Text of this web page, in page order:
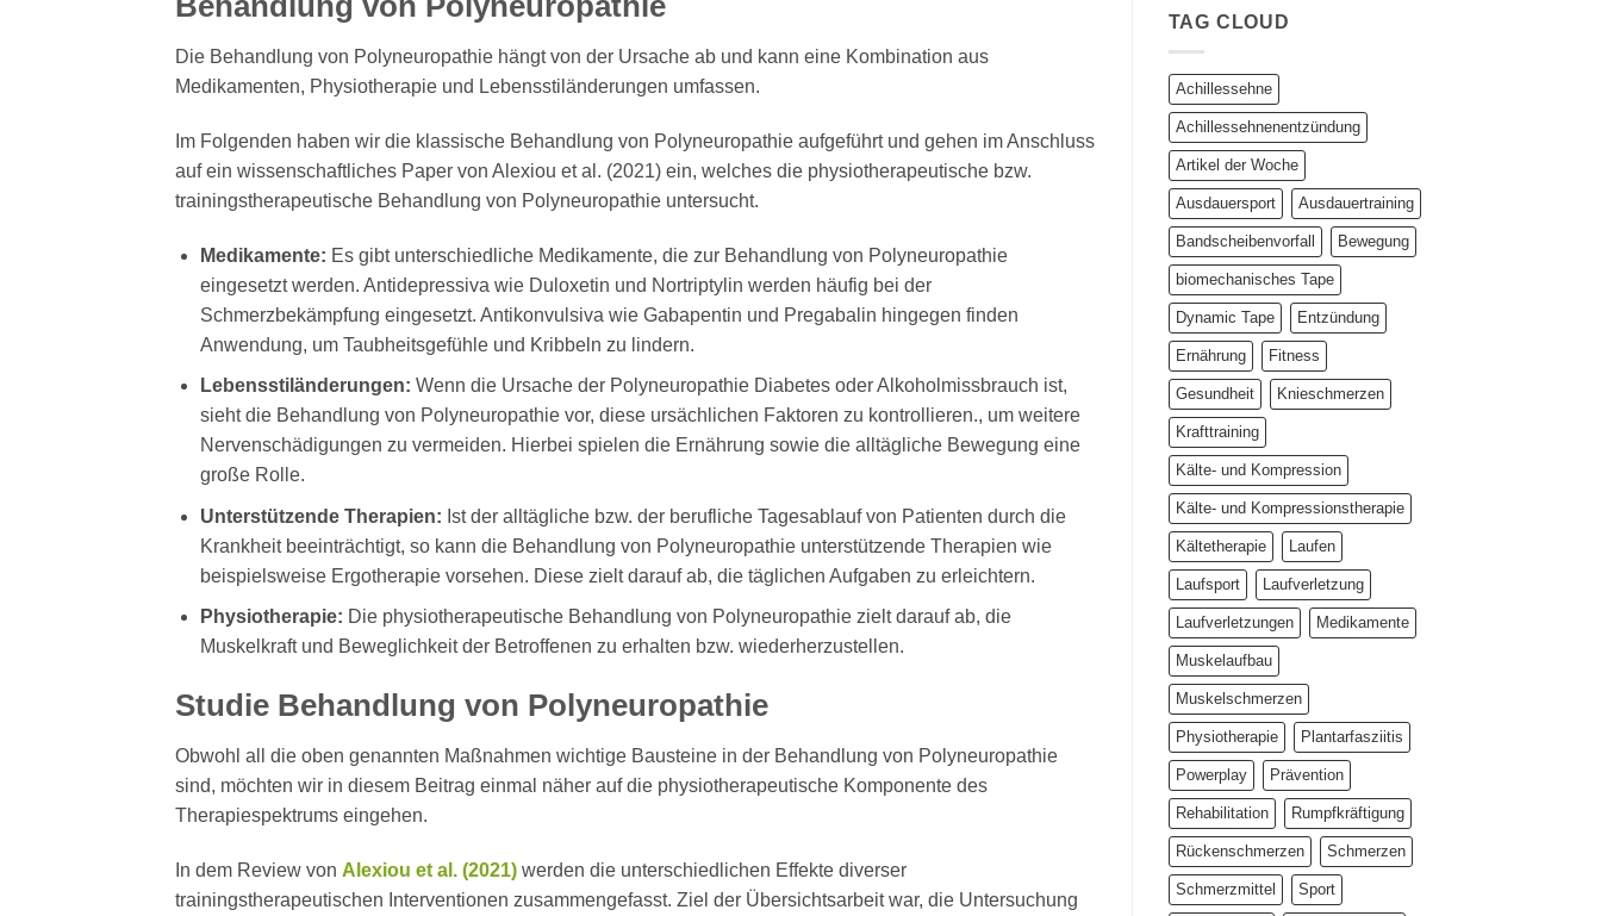
Die Behandlung von Polyneuropathie hängt von der Ursache ab und kann eine Kombination aus
Medikamenten, Physiotherapie und Lebensstiländerungen umfassen.
Im Folgenden haben wir die klassische Behandlung von Polyneuropathie aufgeführt und gehen im Anschluss
auf ein wissenschaftliches Paper von Alexiou et al. (2021) ein, welches die physiotherapeutische bzw.
trainingstherapeutische Behandlung von Polyneuropathie untersucht.
Medikamente: Es gibt unterschiedliche Medikamente, die zur Behandlung von Polyneuropathie
eingesetzt werden. Antidepressiva wie Duloxetin und Nortriptylin werden häufig bei der
Schmerzbekämpfung eingesetzt. Antikonvulsiva wie Gabapentin und Pregabalin hingegen finden
Anwendung, um Taubheitsgefühle und Kribbeln zu lindern.
Lebensstiländerungen: Wenn die Ursache der Polyneuropathie Diabetes oder Alkoholmissbrauch ist,
sieht die Behandlung von Polyneuropathie vor, diese ursächlichen Faktoren zu kontrollieren., um weitere
Nervenschädigungen zu vermeiden. Hierbei spielen die Ernährung sowie die alltägliche Bewegung eine
große Rolle.
Unterstützende Therapien: Ist der alltägliche bzw. der berufliche Tagesablauf von Patienten durch die
Krankheit beeinträchtigt, so kann die Behandlung von Polyneuropathie unterstützende Therapien wie
beispielsweise Ergotherapie vorsehen. Diese zielt darauf ab, die täglichen Aufgaben zu erleichtern.
Physiotherapie: Die physiotherapeutische Behandlung von Polyneuropathie zielt darauf ab, die
Muskelkraft und Beweglichkeit der Betroffenen zu erhalten bzw. wiederherzustellen.
Studie Behandlung von Polyneuropathie
Obwohl all die oben genannten Maßnahmen wichtige Bausteine in der Behandlung von Polyneuropathie
sind, möchten wir in diesem Beitrag einmal näher auf die physiotherapeutische Komponente des
Therapiespektrums eingehen.
In dem Review von Alexiou et al. (2021) werden die unterschiedlichen Effekte diverser
trainingstherapeutischen Interventionen zusammengefasst. Ziel der Übersichtsarbeit war, die Untersuchung
TAG CLOUD
Achillessehne
Achillessehnenentzündung
Artikel der Woche
Ausdauersport Ausdauertraining
Bandscheibenvorfall Bewegung
biomechanisches Tape
Dynamic Tape Entzündung
Ernährung Fitness
Gesundheit Knieschmerzen
Krafttraining
Kälte- und Kompression
Kälte- und Kompressionstherapie
Kältetherapie Laufen
Laufsport Laufverletzung
Laufverletzungen Medikamente
Muskelaufbau
Muskelschmerzen
Physiotherapie Plantarfasziitis
Powerplay Prävention
Rehabilitation Rumpfkräftigung
Rückenschmerzen Schmerzen
Schmerzmittel Sport